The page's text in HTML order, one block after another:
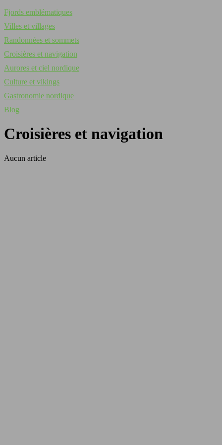
Fjords emblématiques
Villes et villages
Randonnées et sommets
Croisières et navigation
Aurores et ciel nordique
Culture et vikings
Gastronomie nordique
Blog
Croisières et navigation
Aucun article